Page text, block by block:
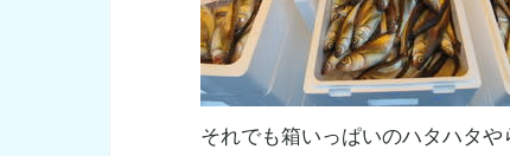
それでも箱いっぱいのハタハタ